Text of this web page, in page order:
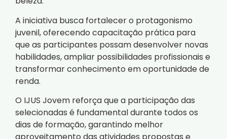
A iniciativa busca fortalecer o protagonismo
juvenil, oferecendo capacitação prática para
que as participantes possam desenvolver novas
habilidades, ampliar possibilidades profissionais e
transformar conhecimento em oportunidade de
renda.
O IJUS Jovem reforça que a participação das
selecionadas é fundamental durante todos os
dias de formação, garantindo melhor